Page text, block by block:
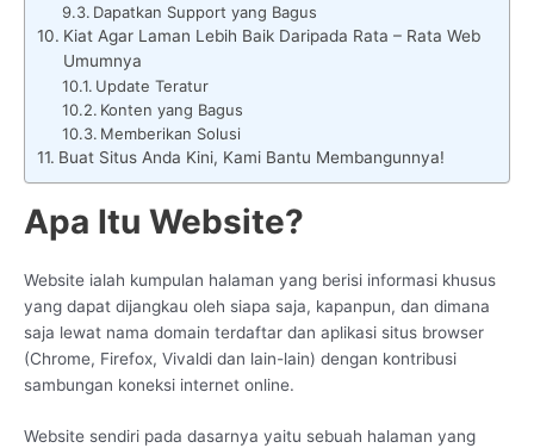
Dapatkan Support yang Bagus
Kiat Agar Laman Lebih Baik Daripada Rata – Rata Web
Umumnya
Update Teratur
Konten yang Bagus
Memberikan Solusi
Buat Situs Anda Kini, Kami Bantu Membangunnya!
Apa Itu Website?
Website ialah kumpulan halaman yang berisi informasi khusus
yang dapat dijangkau oleh siapa saja, kapanpun, dan dimana
saja lewat nama domain terdaftar dan aplikasi situs browser
(Chrome, Firefox, Vivaldi dan lain-lain) dengan kontribusi
sambungan koneksi internet online.
Website sendiri pada dasarnya yaitu sebuah halaman yang